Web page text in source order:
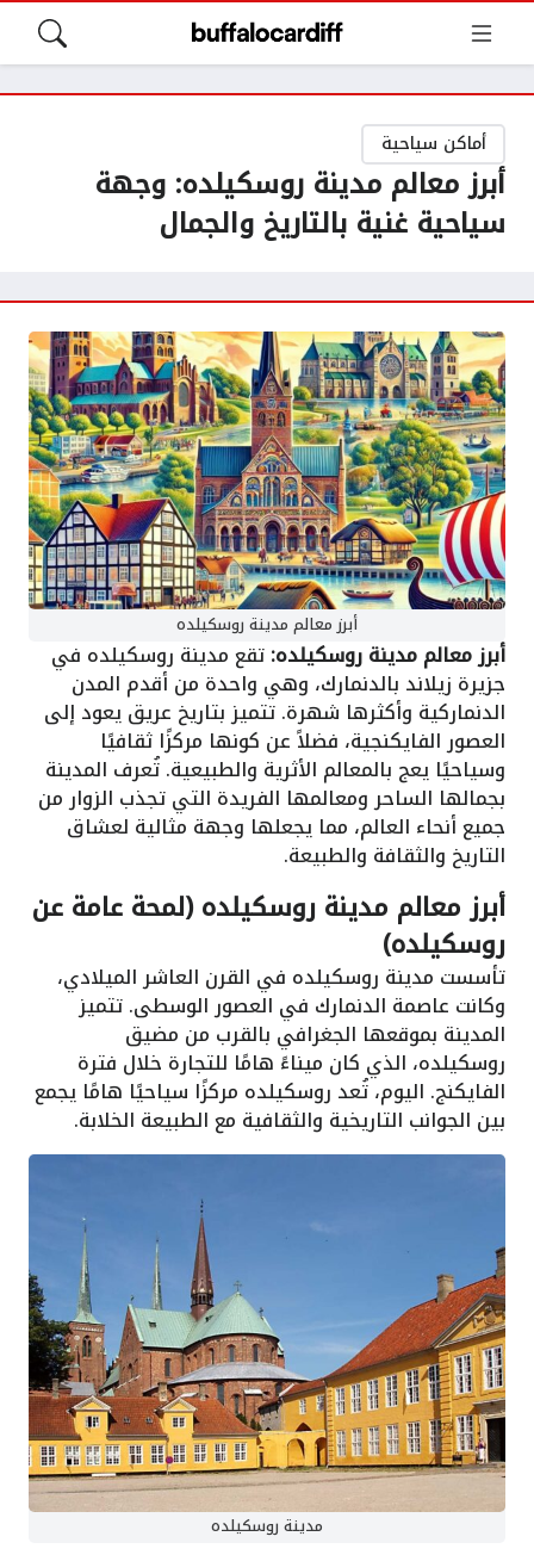
أماكن سياحية
أبرز معالم مدينة روسكيلده: وجهة
سياحية غنية بالتاريخ والجمال
أبرز معالم مدينة روسكيلده
أبرز معالم مدينة روسكيلده:تقع مدينة روسكيلده في
جزيرة زيلاند بالدنمارك، وهي واحدة من أقدم المدن
الدنماركية وأكثرها شهرة. تتميز بتاريخ عريق يعود إلى
العصور الفايكنجية، فضلاً عن كونها مركزًا ثقافيًا
وسياحيًا يعج بالمعالم الأثرية والطبيعية. تُعرف المدينة
بجمالها الساحر ومعالمها الفريدة التي تجذب الزوار من
جميع أنحاء العالم، مما يجعلها وجهة مثالية لعشاق
التاريخ والثقافة والطبيعة.
أبرز معالم مدينة روسكيلده (لمحة عامة عن
روسكيلده)
تأسست مدينة روسكيلده في القرن العاشر الميلادي،
وكانت عاصمة الدنمارك في العصور الوسطى. تتميز
المدينة بموقعها الجغرافي بالقرب من مضيق
روسكيلده، الذي كان ميناءً هامًا للتجارة خلال فترة
الفايكنج. اليوم، تُعد روسكيلده مركزًا سياحيًا هامًا يجمع
بين الجوانب التاريخية والثقافية مع الطبيعة الخلابة.
مدينة روسكيلده